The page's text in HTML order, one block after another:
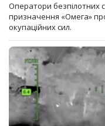
Оператори безпілотних
призначення «Омега»
окупаційних сил.